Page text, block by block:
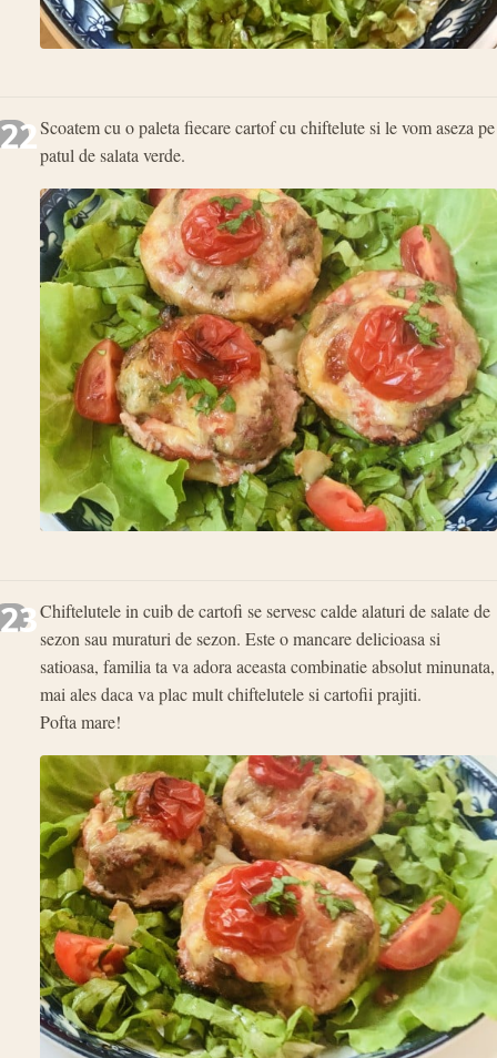
22Scoatem cu o paleta fiecare cartof cu chiftelute si le vom aseza pe
patul de salata verde.
23Chiftelutele in cuib de cartofi se servesc calde alaturi de salate de
sezon sau muraturi de sezon. Este o mancare delicioasa si
satioasa, familia ta va adora aceasta combinatie absolut minunata,
mai ales daca va plac mult chiftelutele si cartofii prajiti.
Pofta mare!